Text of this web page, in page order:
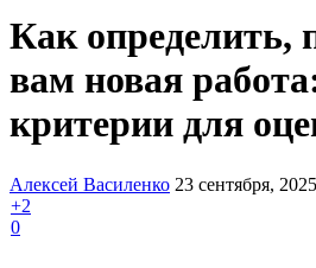
Как определить,
вам новая
критерии для
Алексей Василенко 23 сентября,
+2
0